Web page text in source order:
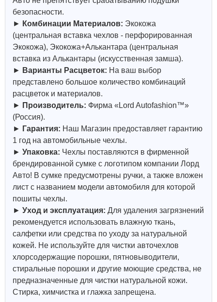
безопасности.
► Комбинации Материалов: Экокожа
(центральная вставка чехлов - перфорированная
Экокожа), Экокожа+Алькантара (центральная
вставка из Алькантары (искусственная замша).
► Варианты Расцветок: На ваш выбор
представлено большое количество комбинаций
расцветок и материалов.
► Производитель: Фирма «Lord Autofashion™»
(Россия).
► Гарантия: Наш Магазин предоставляет гарантию
1 год на автомобильные чехлы.
► Упаковка: Чехлы поставляются в фирменной
брендированной сумке с логотипом компании Лорд
Авто! В сумке предусмотрены ручки, а также вложен
лист с названием модели автомобиля для которой
пошиты чехлы.
► Уход и эксплуатация: Для удаления загрязнений
рекомендуется использовать влажную ткань,
салфетки или средства по уходу за натуральной
кожей. Не используйте для чистки авточехлов
хлорсодержащие порошки, пятновыводители,
стиральные порошки и другие моющие средства, не
предназначенные для чистки натуральной кожи.
Стирка, химчистка и глажка запрещена.